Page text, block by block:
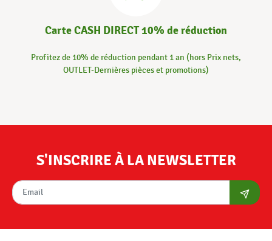
Carte CASH DIRECT 10% de réduction
Profitez de 10% de réduction pendant 1 an (hors Prix nets,
OUTLET-Dernières pièces et promotions)
S'INSCRIRE À LA NEWSLETTER